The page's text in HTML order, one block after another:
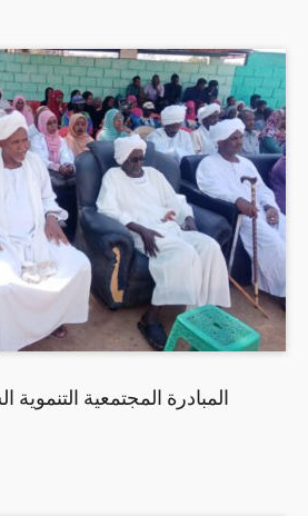
المبادرة المجتمعية التنموية